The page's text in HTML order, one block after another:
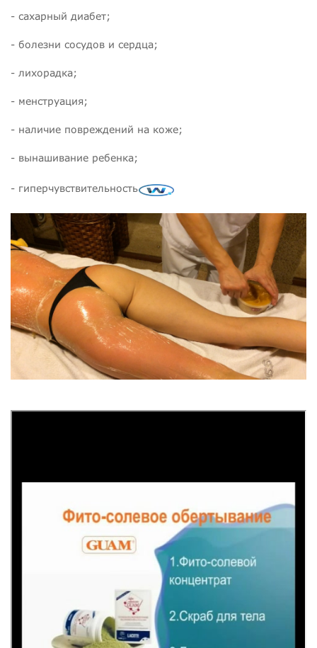
- сахарный диабет;
- болезни сосудов и сердца;
- лихорадка;
- менструация;
- наличие повреждений на коже;
- вынашивание ребенка;
- гиперчувствительность